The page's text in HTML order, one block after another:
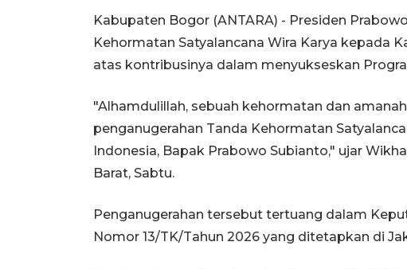
Kabupaten Bogor (ANTARA) - Presiden
Kehormatan Satyalancana Wira Karya kepada
atas kontribusinya dalam menyukseskan
"Alhamdulillah, sebuah kehormatan dan
penganugerahan Tanda Kehormatan
Indonesia, Bapak Prabowo Subianto," ujar
Barat, Sabtu.
Penganugerahan tersebut tertuang dalam
Nomor 13/TK/Tahun 2026 yang ditetapkan di